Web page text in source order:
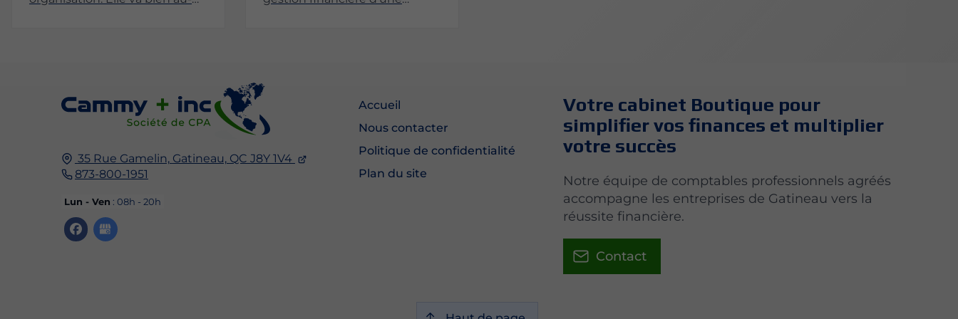
35 Rue Gamelin, Gatineau, QC J8Y 1V4
873-800-1951
Lun - Ven : 08h - 20h
Accueil
Nous contacter
Politique de confidentialité
Plan du site
Votre cabinet Boutique pour
simplifier vos finances et multiplier
votre succès
Notre équipe de comptables professionnels agréés
accompagne les entreprises de Gatineau vers la
réussite financière.
Contact